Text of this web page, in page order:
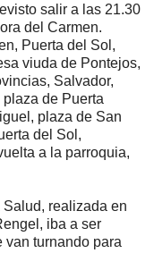
salir a las 21.30
del Carmen.
Puerta del Sol,
viuda de Pontejos,
Salvador,
plaza de Puerta
plaza de San
del Sol,
a la parroquia,
realizada en
iba a ser
van turnando para